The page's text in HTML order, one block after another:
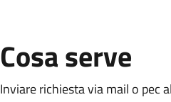
Cosa serve
Inviare richiesta via mail o pec